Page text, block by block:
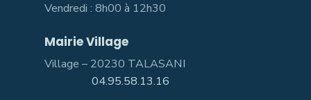
Vendredi : 8h00 à 12h30
Mairie Village
Village – 20230 TALASANI
04.95.58.13.16